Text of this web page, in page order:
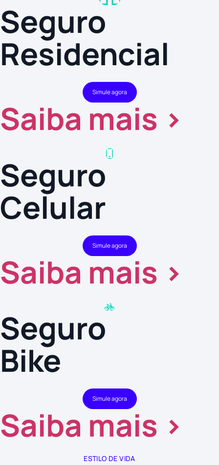
Seguro
Residencial
Simule agora
Saiba mais >
Seguro
Celular
Simule agora
Saiba mais >
Seguro
Bike
Simule agora
Saiba mais >
ESTILO DE VIDA